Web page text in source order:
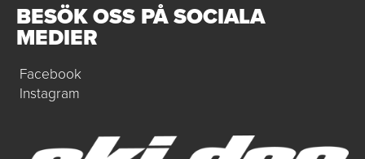
BESÖK OSS PÅ SOCIALA
MEDIER
Facebook
Instagram